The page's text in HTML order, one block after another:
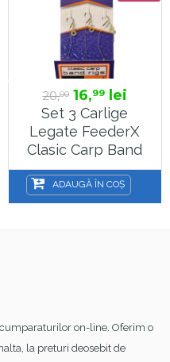
20,00 16,99 lei
Set 3 Carlige
Legate FeederX
Clasic Carp Band
Rig Marime 8
ADAUGĂ ÎN COȘ
on-line. Oferim o
la preturi deosebit de